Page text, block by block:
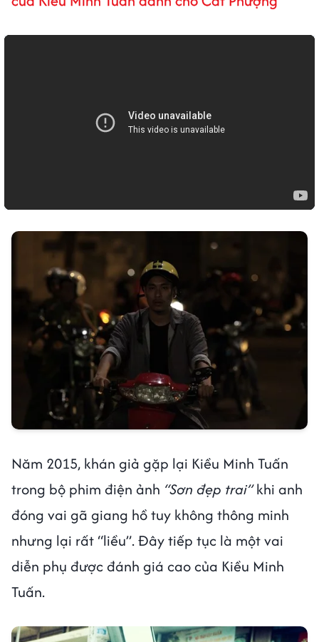
Năm 2015, khán giả gặp lại Kiều Minh Tuấn
trong bộ phim điện ảnh “Sơn đẹp trai”khi anh
đóng vai gã giang hồ tuy không thông minh
nhưng lại rất “liều”. Đây tiếp tục là một vai
diễn phụ được đánh giá cao của Kiều Minh
Tuấn.